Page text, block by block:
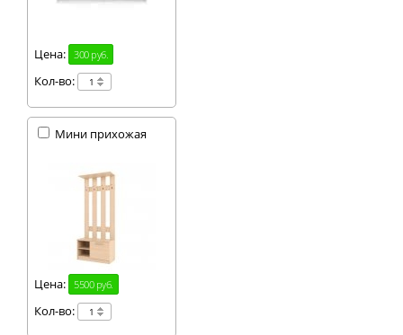
Цена: 300 руб.
Кол-во:
Мини прихожая
Цена: 5500 руб.
Кол-во: